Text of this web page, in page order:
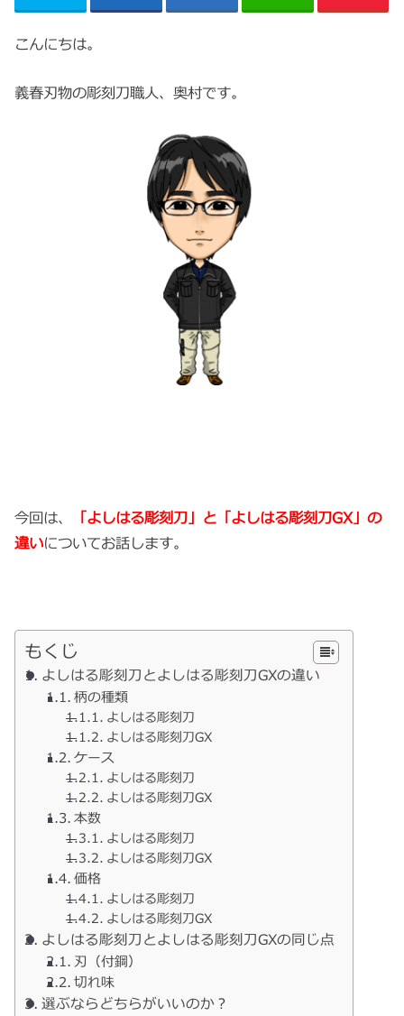
こんにちは。
義春刃物の彫刻刀職人、奥村です。
今回は、
「よしはる彫刻刀」と「よしはる彫刻刀GX」の
違いについてお話します。
もくじ
よしはる彫刻刀とよしはる彫刻刀GXの違い
柄の種類
よしはる彫刻刀
よしはる彫刻刀GX
ケース
よしはる彫刻刀
よしはる彫刻刀GX
本数
よしはる彫刻刀
よしはる彫刻刀GX
価格
よしはる彫刻刀
よしはる彫刻刀GX
よしはる彫刻刀とよしはる彫刻刀GXの同じ点
刃（付鋼）
切れ味
選ぶならどちらがいいのか？